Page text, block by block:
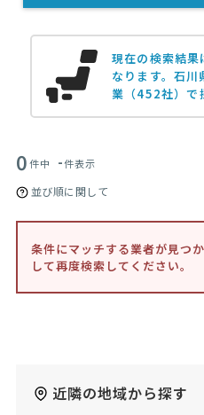
現在の検索結果
なります。石川
業（452社）で
0件中 -件表示
並び順に関して
条件にマッチする業者が見つ
して再度検索してください。
近隣の地域から探す